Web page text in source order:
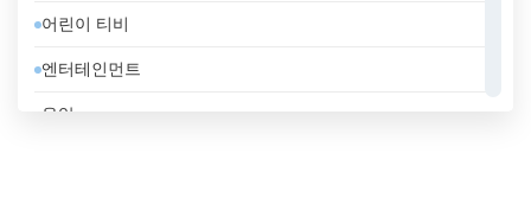
레바논
루마니아
어린이 티비
엔터테인먼트
음악